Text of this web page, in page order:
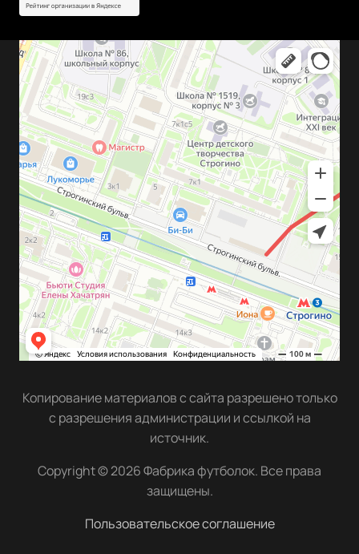
Копирование материалов с сайта разрешено только
с разрешения администрации и ссылкой на
источник.
Copyright © 2026 Фабрика футболок. Все права
защищены.
Пользовательское соглашение